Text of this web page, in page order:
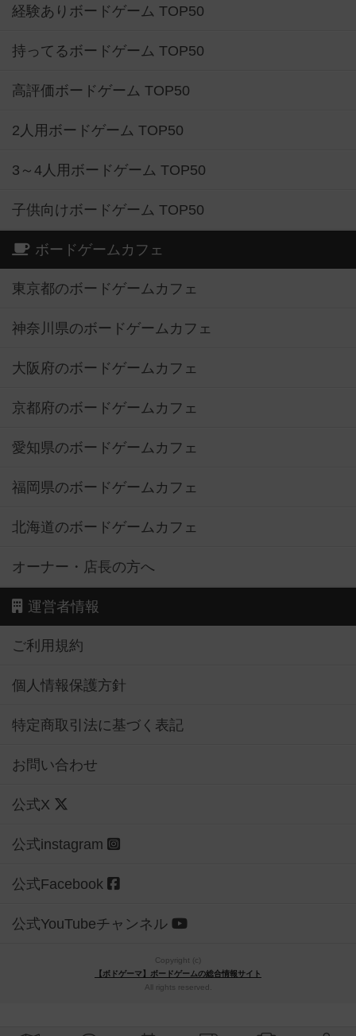
経験ありボードゲーム TOP50
持ってるボードゲーム TOP50
高評価ボードゲーム TOP50
2人用ボードゲーム TOP50
3～4人用ボードゲーム TOP50
子供向けボードゲーム TOP50
ボードゲームカフェ
東京都のボードゲームカフェ
神奈川県のボードゲームカフェ
大阪府のボードゲームカフェ
京都府のボードゲームカフェ
愛知県のボードゲームカフェ
福岡県のボードゲームカフェ
北海道のボードゲームカフェ
オーナー・店長の方へ
運営者情報
ご利用規約
個人情報保護方針
特定商取引法に基づく表記
お問い合わせ
公式X
公式instagram
公式Facebook
公式YouTubeチャンネル
Copyright (c)
【ボドゲーマ】ボードゲームの総合情報サイト
All rights reserved.